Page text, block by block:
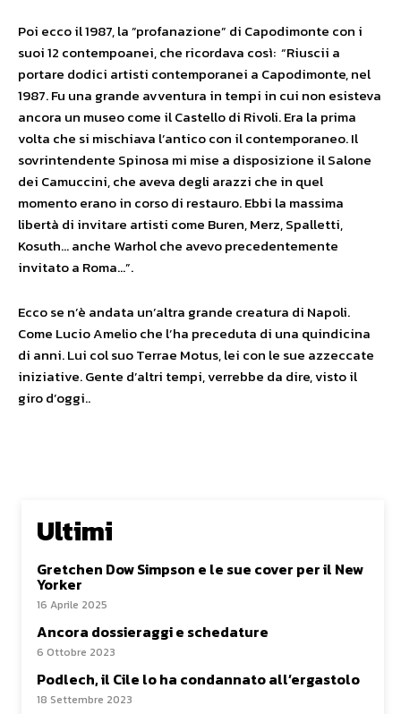
Poi ecco il 1987, la ”profanazione” di Capodimonte con i
suoi 12 contempoanei, che ricordava così: “Riuscii a
portare dodici artisti contemporanei a Capodimonte, nel
1987. Fu una grande avventura in tempi in cui non esisteva
ancora un museo come il Castello di Rivoli. Era la prima
volta che si mischiava l’antico con il contemporaneo. Il
sovrintendente Spinosa mi mise a disposizione il Salone
dei Camuccini, che aveva degli arazzi che in quel
momento erano in corso di restauro. Ebbi la massima
libertà di invitare artisti come Buren, Merz, Spalletti,
Kosuth… anche Warhol che avevo precedentemente
invitato a Roma…”.
Ecco se n’è andata un’altra grande creatura di Napoli.
Come Lucio Amelio che l’ha preceduta di una quindicina
di anni. Lui col suo Terrae Motus, lei con le sue azzeccate
iniziative. Gente d’altri tempi, verrebbe da dire, visto il
giro d’oggi..
Ultimi
Gretchen Dow Simpson e le sue cover per il New
Yorker
16 Aprile 2025
Ancora dossieraggi e schedature
6 Ottobre 2023
Podlech, il Cile lo ha condannato all’ergastolo
18 Settembre 2023